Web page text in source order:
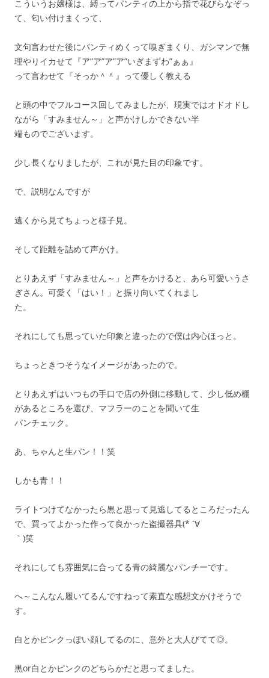
こういうお嬢様は、縛ってパンティの上から指で花びらなぞっ
て、匂い付けまくって、
文句言わせた後にパンティめくって嗅ぎまくり、ガシマンで無
理やりイカせて『ア”ア”ア”ア”いぎまずわ”ぁぁ』
って言わせて『そっか＾＾』って優しく教える
と頭の中でフルコース回してみましたが、現実ではオドオドし
ながら「すみません～」と声かけしかできない半
端ものでございます。
少し長くなりましたが、これが見た目の印象です。
で、説明なんですが
遠くから見てちょっと様子見。
そして距離を詰めて声かけ。
とりあえず「すみません～」と声をかけると、あら可愛いうさ
ぎさん。可愛く「はい！」と振り向いてくれまし
た。
それにしても思っていた印象と違ったので僕は内心ほっと。
ちょっときつそうなイメージがあったので。
とりあえずはいつもの手口で店の外側に移動して、少し低め棚
があるところを選び、マフラーのことを聞いて生
パンチェック。
あ、ちゃんと生パン！！笑
しかも青！！
ライトつけてなかったら黒と思って見逃してるところだったん
で、買ってよかった作って良かった盗撮器具(* ´∀
｀)笑
それにしても雰囲気に合ってる青の綺麗なパンチーです。
へ～こんなん履いてるんですねって素直な感想文かけそうで
す。
白とかピンクっぽい顔してるのに、意外と大人びてて◎。
黒or白とかピンクのどちらかだと思ってました。